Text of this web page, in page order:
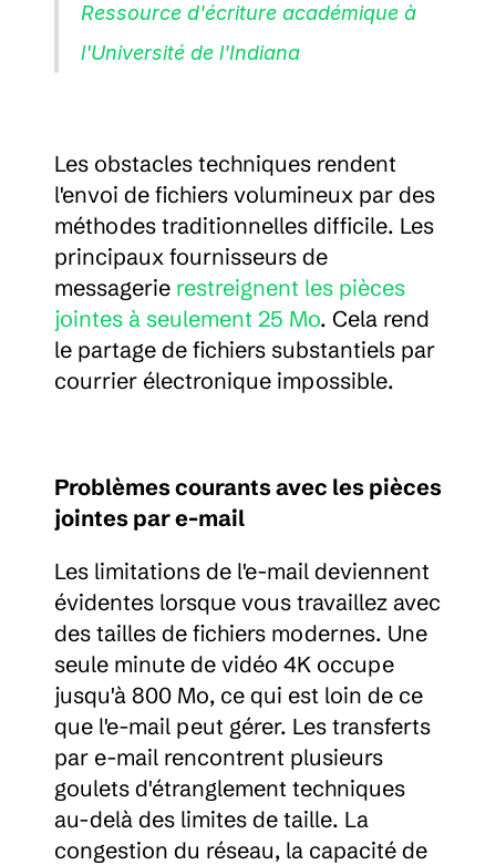
Ressource d'écriture académique à
l'Université de l'Indiana
Les obstacles techniques rendent
l'envoi de fichiers volumineux par des
méthodes traditionnelles difficile. Les
principaux fournisseurs de
messagerie restreignent les pièces
jointes à seulement 25 Mo. Cela rend
le partage de fichiers substantiels par
courrier électronique impossible.
Problèmes courants avec les pièces
jointes par e-mail
Les limitations de l'e-mail deviennent
évidentes lorsque vous travaillez avec
des tailles de fichiers modernes. Une
seule minute de vidéo 4K occupe
jusqu'à 800 Mo, ce qui est loin de ce
que l'e-mail peut gérer. Les transferts
par e-mail rencontrent plusieurs
goulets d'étranglement techniques
au-delà des limites de taille. La
congestion du réseau, la capacité de